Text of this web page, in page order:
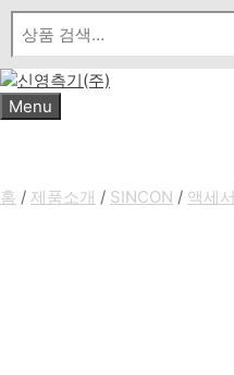
Skip
content
Menu
홈 / 제품소개 / SINCON / 액세